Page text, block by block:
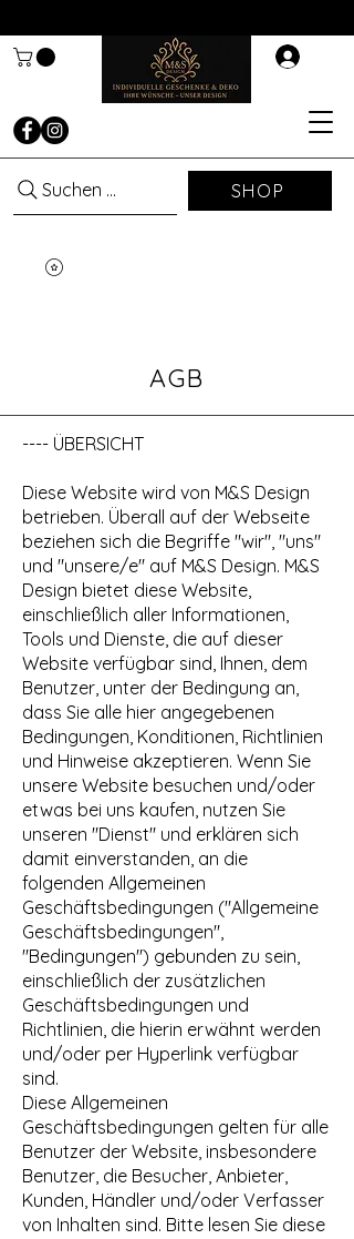
Suchen ... SHOP
AGB
---- ÜBERSICHT
Diese Website wird von M&S Design
betrieben. Überall auf der Webseite
beziehen sich die Begriffe "wir", "uns"
und "unsere/e" auf M&S Design. M&S
Design bietet diese Website,
einschließlich aller Informationen,
Tools und Dienste, die auf dieser
Website verfügbar sind, Ihnen, dem
Benutzer, unter der Bedingung an,
dass Sie alle hier angegebenen
Bedingungen, Konditionen, Richtlinien
und Hinweise akzeptieren. Wenn Sie
unsere Website besuchen und/oder
etwas bei uns kaufen, nutzen Sie
unseren "Dienst" und erklären sich
damit einverstanden, an die
folgenden Allgemeinen
Geschäftsbedingungen ("Allgemeine
Geschäftsbedingungen",
"Bedingungen") gebunden zu sein,
einschließlich der zusätzlichen
Geschäftsbedingungen und
Richtlinien, die hierin erwähnt werden
und/oder per Hyperlink verfügbar
sind.
Diese Allgemeinen
Geschäftsbedingungen gelten für alle
Benutzer der Website, insbesondere
Benutzer, die Besucher, Anbieter,
Kunden, Händler und/oder Verfasser
von Inhalten sind. Bitte lesen Sie diese